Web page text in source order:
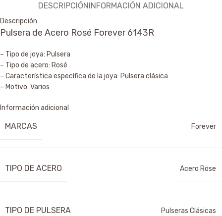
DESCRIPCIÓNINFORMACIÓN ADICIONAL
Descripción
Pulsera de Acero Rosé Forever 6143R
– Tipo de joya: Pulsera
– Tipo de acero: Rosé
– Característica específica de la joya: Pulsera clásica
– Motivo: Varios
Información adicional
MARCAS Forever
TIPO DE ACERO Acero Rose
TIPO DE PULSERA Pulseras Clásicas